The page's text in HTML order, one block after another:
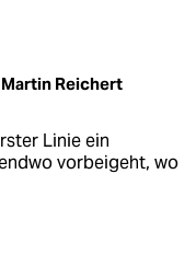
Martin Reichert
Linie ein
vorbeigeht, wo